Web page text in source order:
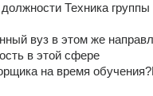
Техника группы
вуз в этом же
в этой сфере
на время